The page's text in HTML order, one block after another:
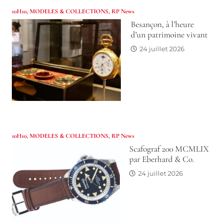
10H10,MODELES & COLLECTIONS, RP News
Besançon, à l’heure
d’un patrimoine vivant
24 juillet 2026
10H10,MODELES & COLLECTIONS, RP News
Scafograf 200 MCMLIX
par Eberhard & Co.
24 juillet 2026